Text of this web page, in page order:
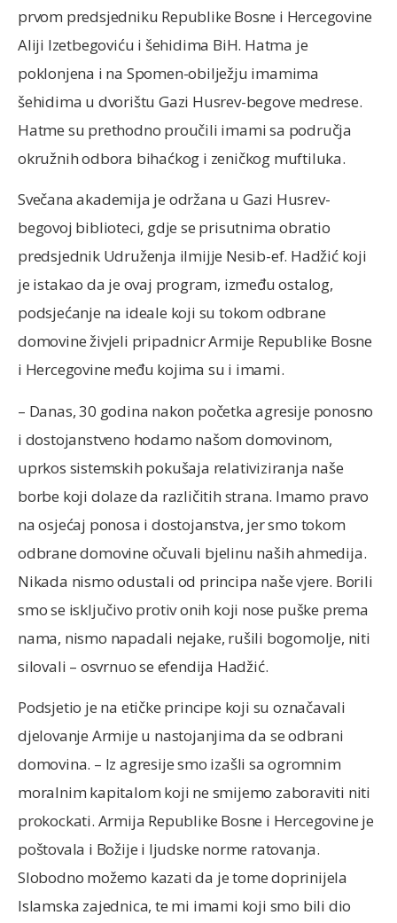
prvom predsjedniku Republike Bosne i Hercegovine
Aliji Izetbegoviću i šehidima BiH. Hatma je
poklonjena i na Spomen-obilježju imamima
šehidima u dvorištu Gazi Husrev-begove medrese.
Hatme su prethodno proučili imami sa područja
okružnih odbora bihaćkog i zeničkog muftiluka.
Svečana akademija je održana u Gazi Husrev-
begovoj biblioteci, gdje se prisutnima obratio
predsjednik Udruženja ilmijje Nesib-ef. Hadžić koji
je istakao da je ovaj program, između ostalog,
podsjećanje na ideale koji su tokom odbrane
domovine živjeli pripadnicr Armije Republike Bosne
i Hercegovine među kojima su i imami.
– Danas, 30 godina nakon početka agresije ponosno
i dostojanstveno hodamo našom domovinom,
uprkos sistemskih pokušaja relativiziranja naše
borbe koji dolaze da različitih strana. Imamo pravo
na osjećaj ponosa i dostojanstva, jer smo tokom
odbrane domovine očuvali bjelinu naših ahmedija.
Nikada nismo odustali od principa naše vjere. Borili
smo se isključivo protiv onih koji nose puške prema
nama, nismo napadali nejake, rušili bogomolje, niti
silovali – osvrnuo se efendija Hadžić.
Podsjetio je na etičke principe koji su označavali
djelovanje Armije u nastojanjima da se odbrani
domovina. – Iz agresije smo izašli sa ogromnim
moralnim kapitalom koji ne smijemo zaboraviti niti
prokockati. Armija Republike Bosne i Hercegovine je
poštovala i Božije i ljudske norme ratovanja.
Slobodno možemo kazati da je tome doprinijela
Islamska zajednica, te mi imami koji smo bili dio